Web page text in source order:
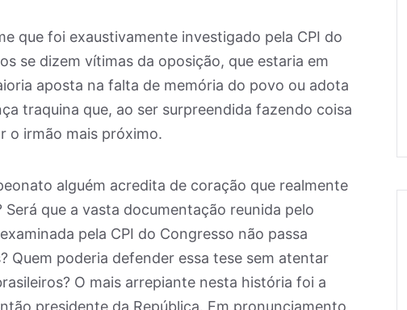
que foi exaustivamente investigado pela CPI do
se dizem vítimas da oposição, que estaria em
aposta na falta de memória do povo ou adota
traquina que, ao ser surpreendida fazendo coisa
o irmão mais próximo.
alguém acredita de coração que realmente
Será que a vasta documentação reunida pelo
pela CPI do Congresso não passa
Quem poderia defender essa tese sem atentar
O mais arrepiante nesta história foi a